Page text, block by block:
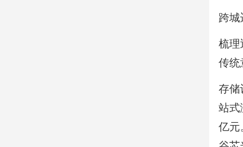
跨
梳
传统
存
站
亿